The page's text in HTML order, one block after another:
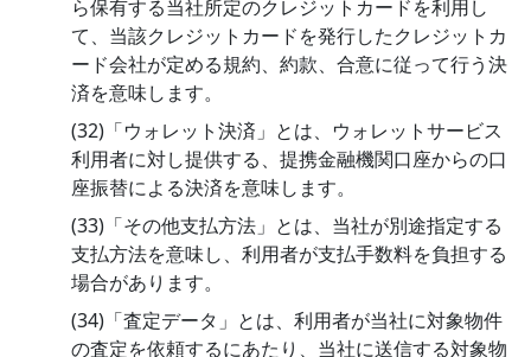
ら保有する当社所定のクレジットカードを利用し
て、当該クレジットカードを発行したクレジットカ
ード会社が定める規約、約款、合意に従って行う決
済を意味します。
(32)「ウォレット決済」とは、ウォレットサービス
利用者に対し提供する、提携金融機関口座からの口
座振替による決済を意味します。
(33)「その他支払方法」とは、当社が別途指定する
支払方法を意味し、利用者が支払手数料を負担する
場合があります。
(34)「査定データ」とは、利用者が当社に対象物件
の査定を依頼するにあたり、当社に送信する対象物